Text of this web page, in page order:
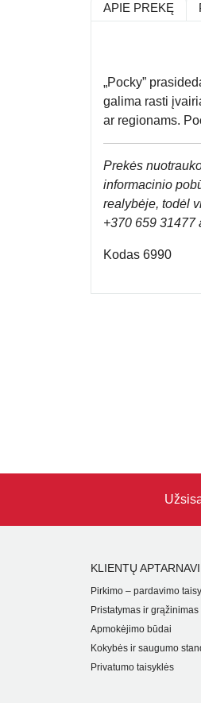
APIE PREKĘ
„Pocky”
galima rasti
ar regionams.
Prekės
informacinio
realybėje, todėl
+370 659 31477
Kodas 6990
KLIENTŲ
Pirkimo – pardavimo
Pristatymas ir grąžinimas
Apmokėjimo būdai
Kokybės ir saugumo
Privatumo taisyklės